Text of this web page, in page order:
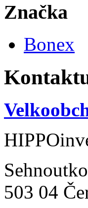
Značka
Bonex
503 04